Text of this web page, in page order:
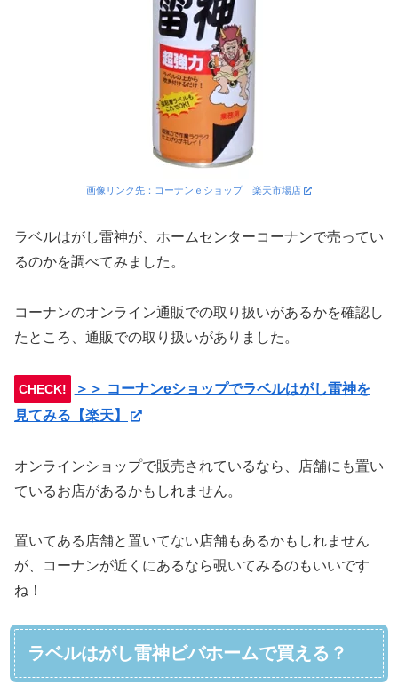
画像リンク先：コーナンｅショップ 楽天市場店
ラベルはがし雷神が、ホームセンターコーナンで売ってい
るのかを調べてみました。
コーナンのオンライン通販での取り扱いがあるかを確認し
たところ、通販での取り扱いがありました。
CHECK!
＞＞ コーナンeショップでラベルはがし雷神を
見てみる【楽天】
オンラインショップで販売されているなら、店舗にも置い
ているお店があるかもしれません。
置いてある店舗と置いてない店舗もあるかもしれません
が、コーナンが近くにあるなら覗いてみるのもいいです
ね！
ラベルはがし雷神ビバホームで買える？